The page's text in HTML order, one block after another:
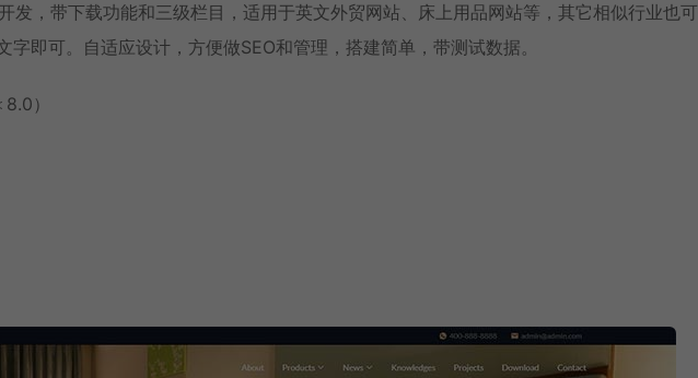
发，带下载功能和三级栏目，适用于英文外贸网站、床上用品网站等，其它相似行业也可
字即可。自适应设计，方便做SEO和管理，搭建简单，带测试数据。
）